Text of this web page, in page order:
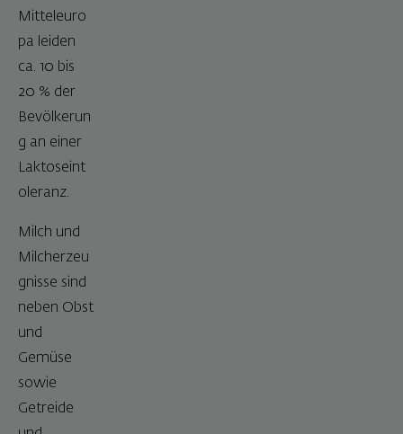
Mitteleuro
pa leiden
ca. 10 bis
20 % der
Bevölkerun
g an einer
Laktoseint
oleranz.
Milch und
Milcherzeu
gnisse sind
neben Obst
und
Gemüse
sowie
Getreide